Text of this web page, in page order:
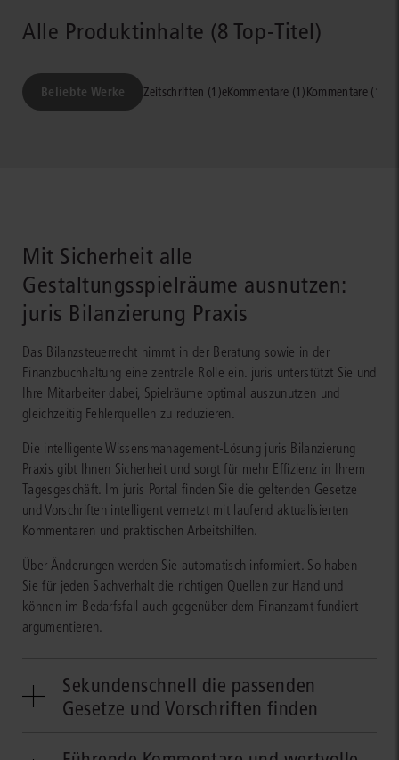
Alle Produktinhalte (8 Top-Titel)
Beliebte Werke Zeitschriften (1)eKommentare (1)Kommentare (1)
Mit Sicherheit alle
Gestaltungsspielräume ausnutzen:
juris Bilanzierung Praxis
Das Bilanzsteuerrecht nimmt in der Beratung sowie in der
Finanzbuchhaltung eine zentrale Rolle ein. juris unterstützt Sie und
Ihre Mitarbeiter dabei, Spielräume optimal auszunutzen und
gleichzeitig Fehlerquellen zu reduzieren.
Die intelligente Wissensmanagement-Lösung juris Bilanzierung
Praxis gibt Ihnen Sicherheit und sorgt für mehr Effizienz in Ihrem
Tagesgeschäft. Im juris Portal finden Sie die geltenden Gesetze
und Vorschriften intelligent vernetzt mit laufend aktualisierten
Kommentaren und praktischen Arbeitshilfen.
Über Änderungen werden Sie automatisch informiert. So haben
Sie für jeden Sachverhalt die richtigen Quellen zur Hand und
können im Bedarfsfall auch gegenüber dem Finanzamt fundiert
argumentieren.
Sekundenschnell die passenden
Gesetze und Vorschriften finden